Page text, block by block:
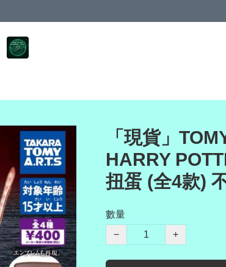
「現貨」
HARRY
扭蛋 (全4款)
數量
−
+